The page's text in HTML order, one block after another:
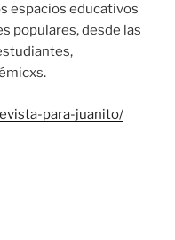
espacios educativos
populares, desde las
para-juanito/